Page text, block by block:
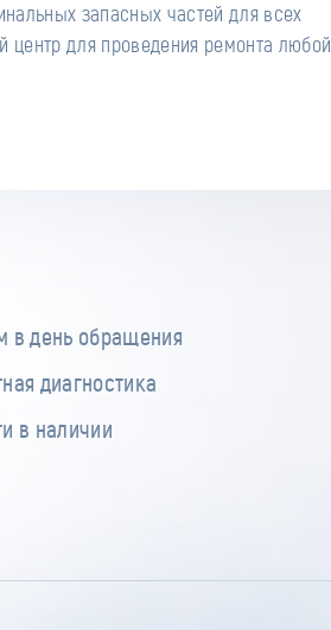
запасных частей для всех
для проведения ремонта любой
в день обращения
диагностика
в наличии